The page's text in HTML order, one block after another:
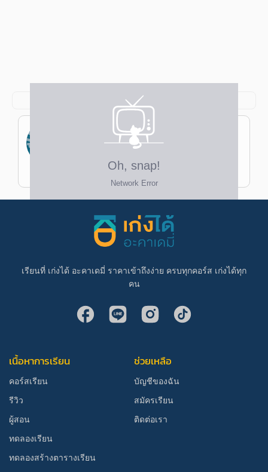
ธนพงศ์ ใจตระกูล
ป.โท วิทยาศาสตร์มหาบัณฑิต คณิตศาสตร์
ประยุกต์ จุฬาฯ ป.ตรี วิศวกรรมศาสตร์บัณฑิต
วิศวกรรมเครื่องกล ม.เกษตรฯ
เรียนที่ เก่งได้ อะคาเดมี่ ราคาเข้าถึงง่าย ครบทุกคอร์ส เก่งได้ทุก
คน
เนื้อหาการเรียน
คอร์สเรียน
รีวิว
ผู้สอน
ทดลองเรียน
ทดลองสร้างตารางเรียน
ช่วยเหลือ
บัญชีของฉัน
สมัครเรียน
ติดต่อเรา